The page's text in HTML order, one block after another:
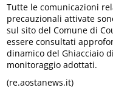
Tutte le comunicazioni
precauzionali attivate
sul sito del Comune di
essere consultati
dinamico del Ghiacciaio
monitoraggio adottati.
(re.aostanews.it)